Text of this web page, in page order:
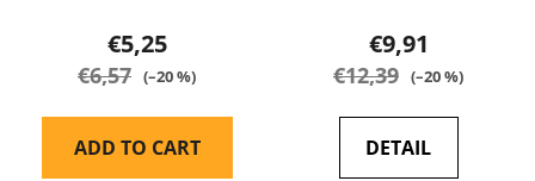
€5,25
€6,57 (–20 %)
ADD TO CART
€9,91
€12,39 (–20 %)
DETAIL